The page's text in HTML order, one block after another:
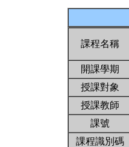
課程名稱
開課學期
授課對象
授課教師
課號
課程識別碼